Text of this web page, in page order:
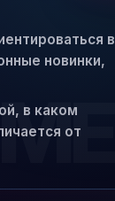
в
новинки,
в каком
от